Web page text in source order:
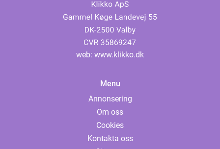
web: www.klikko.dk
Menu
Annonsering
Om oss
Cookies
Kontakta oss